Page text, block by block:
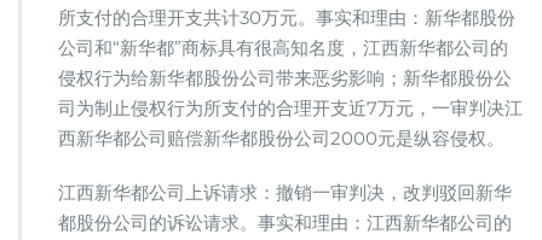
所支付的合理开支共计30万元。事实和理由：新华都股份
公司和“新华都”商标具有很高知名度，江西新华都公司的
侵权行为给新华都股份公司带来恶劣影响；新华都股份公
司为制止侵权行为所支付的合理开支近7万元，一审判决江
西新华都公司赔偿新华都股份公司2000元是纵容侵权。
江西新华都公司上诉请求：撤销一审判决，改判驳回新华
都股份公司的诉讼请求。事实和理由：江西新华都公司的